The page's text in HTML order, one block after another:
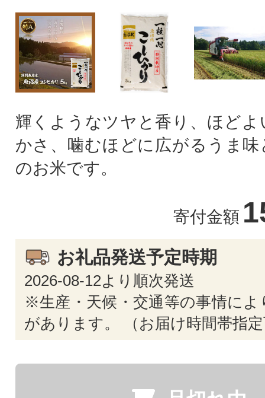
輝くようなツヤと香り、ほどよ
かさ、噛むほどに広がるうま味
のお米です。
寄付金額
お礼品発送予定時期
2026-08-12より順次発送
※生産・天候・交通等の事情によ
があります。 （お届け時間帯指